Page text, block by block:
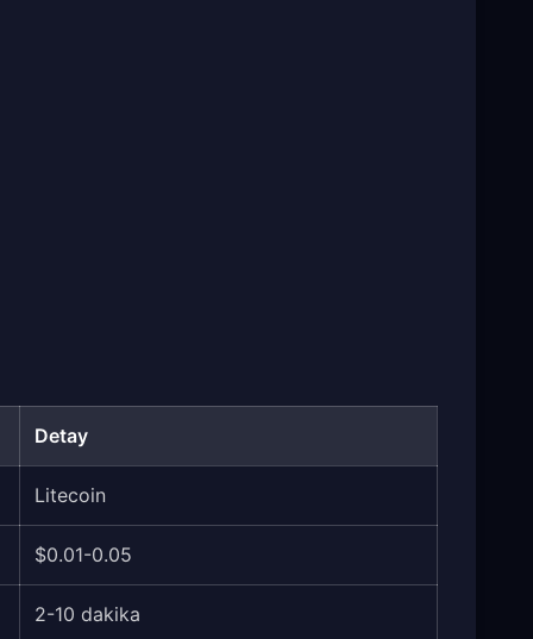
Detay
Litecoin
$0.01-0.05
2-10 dakika